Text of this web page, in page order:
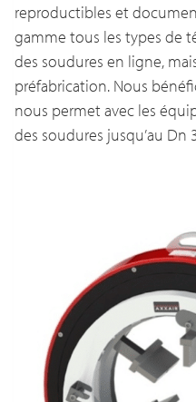
reproductibles et
gamme tous les types de
des soudures en ligne,
préfabrication. Nous
nous permet avec les
des soudures jusqu’au Dn